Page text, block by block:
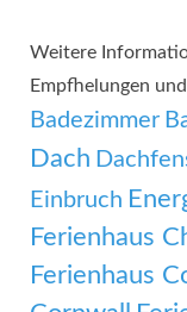
Weitere
Empfhelungen
Badezimmer
Dach
Einbruch
Ferienhaus
Ferienhaus